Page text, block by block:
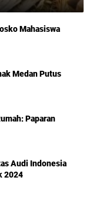
Mahasiswa
Medan Putus
Paparan
Audi Indonesia
2024